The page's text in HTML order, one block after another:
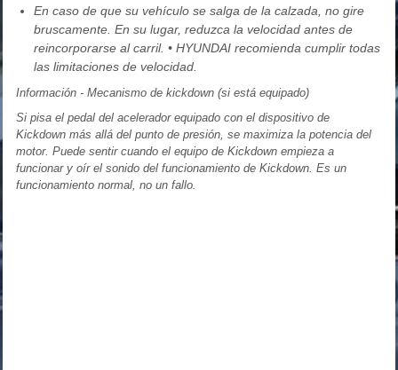
En caso de que su vehículo se salga de la calzada, no gire
bruscamente. En su lugar, reduzca la velocidad antes de
reincorporarse al carril. • HYUNDAI recomienda cumplir todas
las limitaciones de velocidad.
Información - Mecanismo de kickdown (si está equipado)
Si pisa el pedal del acelerador equipado con el dispositivo de
Kickdown más allá del punto de presión, se maximiza la potencia del
motor. Puede sentir cuando el equipo de Kickdown empieza a
funcionar y oír el sonido del funcionamiento de Kickdown. Es un
funcionamiento normal, no un fallo.